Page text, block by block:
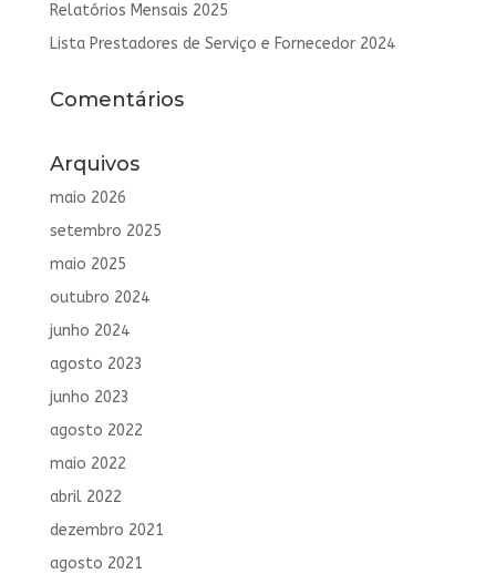
Relatórios Mensais 2025
Lista Prestadores de Serviço e Fornecedor 2024
Comentários
Arquivos
maio 2026
setembro 2025
maio 2025
outubro 2024
junho 2024
agosto 2023
junho 2023
agosto 2022
maio 2022
abril 2022
dezembro 2021
agosto 2021